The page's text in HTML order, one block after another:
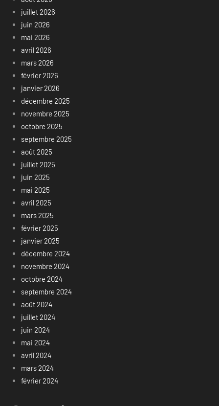
juillet 2026
juin 2026
mai 2026
avril 2026
mars 2026
février 2026
janvier 2026
décembre 2025
novembre 2025
octobre 2025
septembre 2025
août 2025
juillet 2025
juin 2025
mai 2025
avril 2025
mars 2025
février 2025
janvier 2025
décembre 2024
novembre 2024
octobre 2024
septembre 2024
août 2024
juillet 2024
juin 2024
mai 2024
avril 2024
mars 2024
février 2024